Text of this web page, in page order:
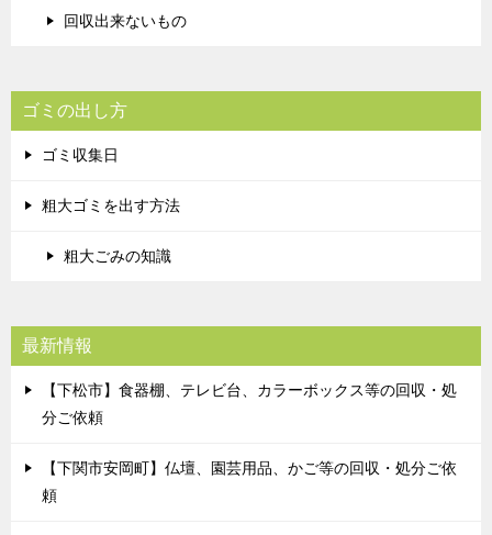
回収出来ないもの
ゴミの出し方
ゴミ収集日
粗大ゴミを出す方法
粗大ごみの知識
最新情報
【下松市】食器棚、テレビ台、カラーボックス等の回収・処
分ご依頼
【下関市安岡町】仏壇、園芸用品、かご等の回収・処分ご依
頼